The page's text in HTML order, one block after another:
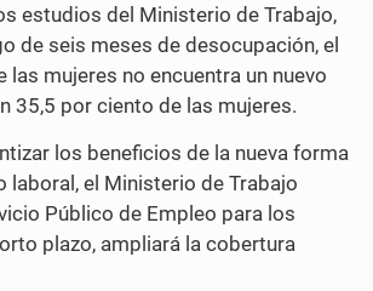
estudios del Ministerio de Trabajo,
de seis meses de desocupación, el
las mujeres no encuentra un nuevo
35,5 por ciento de las mujeres.
los beneficios de la nueva forma
laboral, el Ministerio de Trabajo
Público de Empleo para los
plazo, ampliará la cobertura